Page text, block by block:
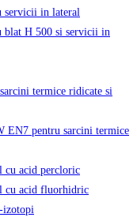
servicii in lateral
blat H 500 si servicii in
termice ridicate si
EN7 pentru sarcini termice
cu acid percloric
cu acid fluorhidric
izotopi